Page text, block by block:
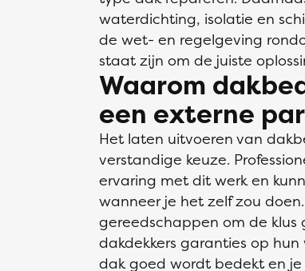
waterdichting, isolatie en
de wet- en regelgeving
staat zijn om de juiste
Waarom
een externe
Het laten uitvoeren van
verstandige keuze.
ervaring met dit werk en
wanneer je het zelf zou
gereedschappen om de
dakdekkers garanties op
dak goed wordt bedekt en